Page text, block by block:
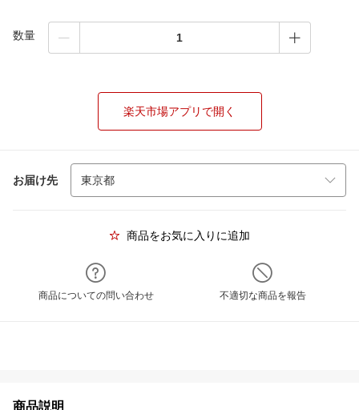
数量
楽天市場アプリで開く
お届け先
商品をお気に入りに追加
商品についての問い合わせ 不適切な商品を報告
商品説明